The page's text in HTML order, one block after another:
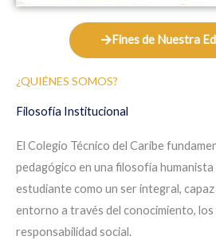
Fines de Nuestra
¿QUIÉNES SOMOS?
Filosofía Institucional
El Colegio Técnico del Caribe
pedagógico en una filosofía humanista
estudiante como un ser integral,
entorno a través del conocimiento, los
responsabilidad social.